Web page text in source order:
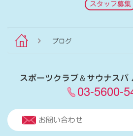
スタッフ募集
ブログ
スポーツクラブ＆サウナスパ
03-5600-
お問い合わせ